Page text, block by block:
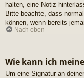
halten, eine Notiz
Bitte beachte, dass
können, wenn bereits
Nach oben
Wie kann ich
Um eine Signatur an